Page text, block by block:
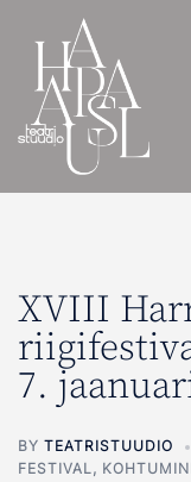
XVIII
7.
BY TEATRISTUUDIO
FESTIVAL,